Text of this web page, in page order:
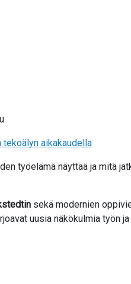
aikakaudella
työelämä näyttää ja mitä
sekä modernien
uusia näkökulmia työn ja